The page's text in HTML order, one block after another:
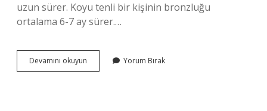
uzun sürer. Koyu tenli bir kişinin bronzluğu
ortalama 6-7 ay sürer.…
Devamını okuyun
Ile
Yorum Bırak